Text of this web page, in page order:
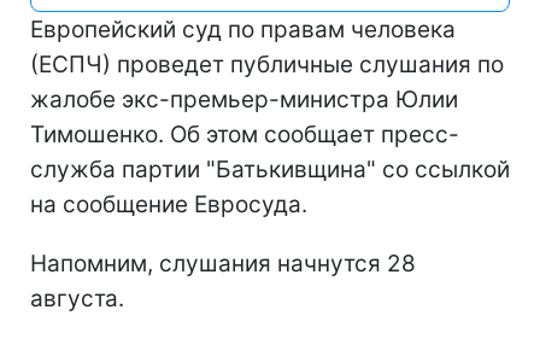
Европейский суд по правам человека
(ЕСПЧ) проведет публичные слушания по
жалобе экс-премьер-министра Юлии
Тимошенко. Об этом сообщает пресс-
служба партии "Батькивщина" со ссылкой
на сообщение Евросуда.
Напомним, слушания начнутся 28
августа.